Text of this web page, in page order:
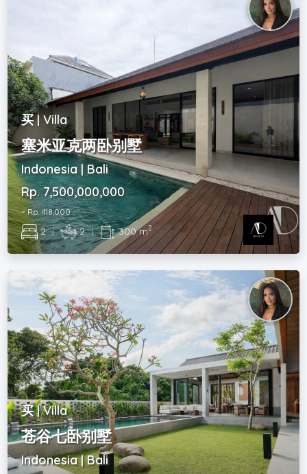
买 | Villa
塞米亚克两卧别墅
Indonesia | Bali
Rp. 7,500,000,000
~ Rp. 418,000
2 | 2 | 300 m2
买 | Villa
苍谷七卧别墅
Indonesia | Bali